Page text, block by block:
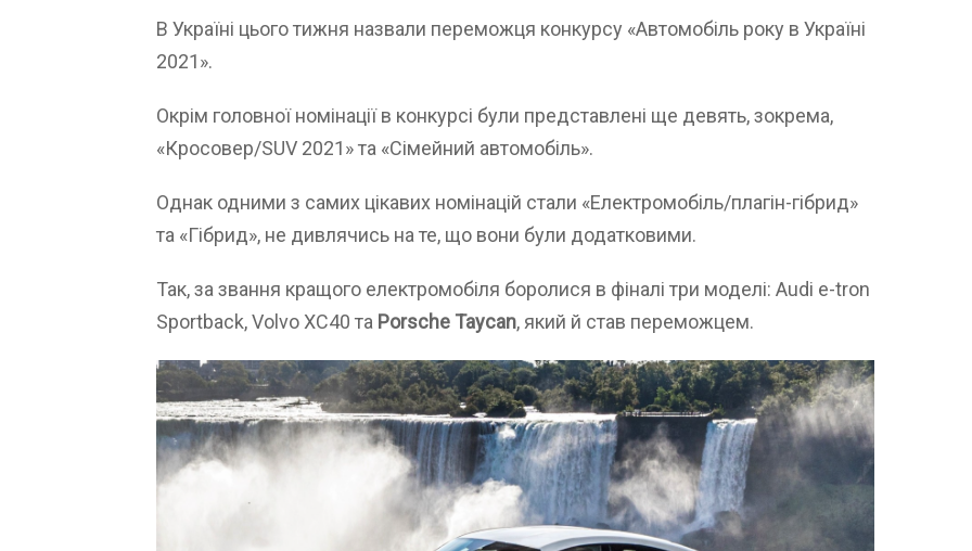
В Україні цього тижня назвали переможця конкурсу «Автомобіль року в Україні
2021».
Окрім головної номінації в конкурсі були представлені ще девять, зокрема,
«Кросовер/SUV 2021» та «Сімейний автомобіль».
Однак одними з самих цікавих номінацій стали «Електромобіль/плагін-гібрид»
та «Гібрид», не дивлячись на те, що вони були додатковими.
Так, за звання кращого електромобіля боролися в фіналі три моделі: Audi e-tron
Sportback, Volvo XC40 та Porsche Taycan, який й став переможцем.